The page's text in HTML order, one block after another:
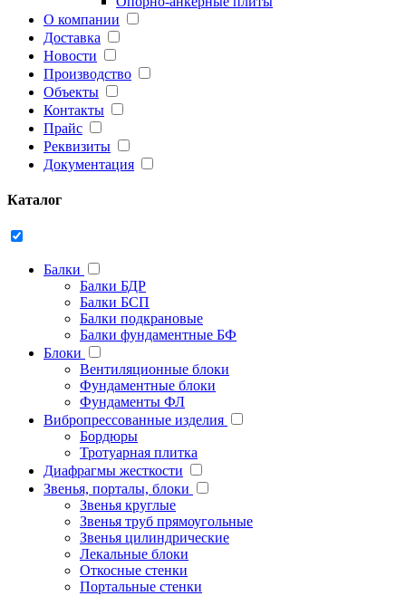
О компании
Доставка
Новости
Производство
Объекты
Контакты
Прайс
Реквизиты
Документация
Каталог
Балки
Балки БДР
Балки БСП
Балки подкрановые
Балки фундаментные БФ
Блоки
Вентиляционные блоки
Фундаментные блоки
Фундаменты ФЛ
Вибропрессованные изделия
Бордюры
Тротуарная плитка
Диафрагмы жесткости
Звенья, порталы, блоки
Звенья круглые
Звенья труб прямоугольные
Звенья цилиндрические
Лекальные блоки
Откосные стенки
Портальные стенки